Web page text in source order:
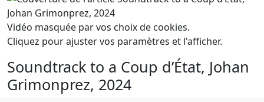
Vidéo masquée par vos choix de cookies.
Cliquez pour ajuster vos paramètres et l'afficher.
Soundtrack to a Coup d’État, Johan
Grimonprez, 2024